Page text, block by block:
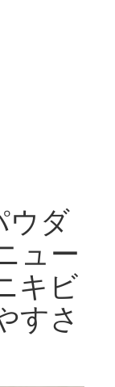
ウダ
ュー
キビ
すさ